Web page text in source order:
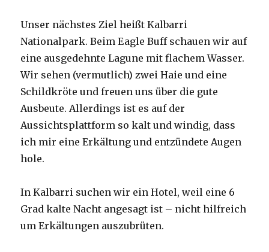
Unser nächstes Ziel heißt Kalbarri
Nationalpark. Beim Eagle Buff schauen wir auf
eine ausgedehnte Lagune mit flachem Wasser.
Wir sehen (vermutlich) zwei Haie und eine
Schildkröte und freuen uns über die gute
Ausbeute. Allerdings ist es auf der
Aussichtsplattform so kalt und windig, dass
ich mir eine Erkältung und entzündete Augen
hole.
In Kalbarri suchen wir ein Hotel, weil eine 6
Grad kalte Nacht angesagt ist – nicht hilfreich
um Erkältungen auszubrüten.